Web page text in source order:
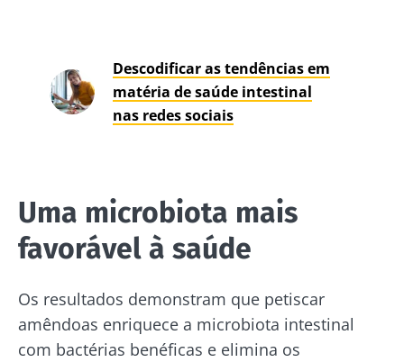
Descodificar as tendências em
matéria de saúde intestinal
nas redes sociais
Uma microbiota mais
favorável à saúde
Os resultados demonstram que petiscar
amêndoas enriquece a microbiota intestinal
com bactérias benéficas e elimina os